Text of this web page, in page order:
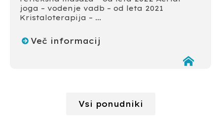
joga – vodenje vadb – od leta 2021
Kristaloterapija – ...
Več informacij
Vsi ponudniki